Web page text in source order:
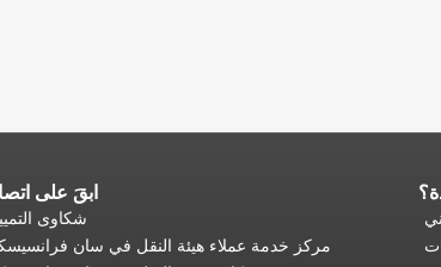
ابقَ على
شكاوى
مركز خدمة عملاء هيئة النقل في سان